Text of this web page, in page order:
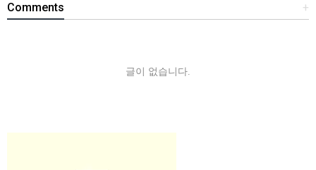
+
Comments
글이 없습니다.